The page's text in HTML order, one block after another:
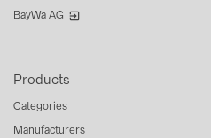
Products
Categories
Manufacturers
BayWa AG